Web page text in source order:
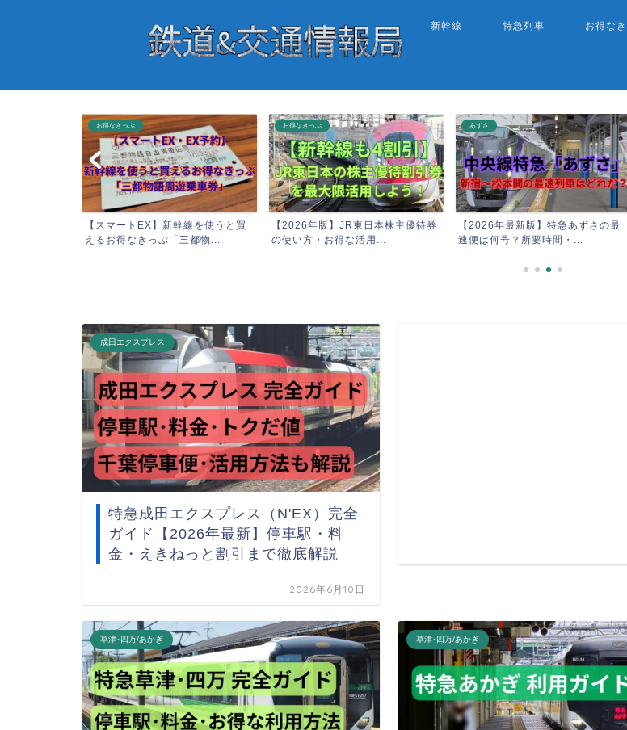
新幹線 特急列車 お得な
お得なきっぷ
【スマートEX】新幹線を使うと買
えるお得なきっぷ「三都物...
お得なきっぷ
【2026年版】JR東日本株主優待券
の使い方・お得な活用...
あずさ
【2026年最新版】特急あずさの最
速便は何号？所要時間・...
成田エクスプレス
特急成田エクスプレス（N'EX）完全
ガイド【2026年最新】停車駅・料
金・えきねっと割引まで徹底解説
2026年6月10日
草津･四万/あかぎ 草津･四万/あかぎ